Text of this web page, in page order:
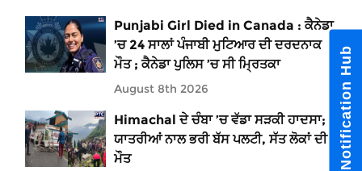
Punjabi Girl Died in Canada : ਕੈਨੇਡਾ
’ਚ 24 ਸਾਲਾਂ ਪੰਜਾਬੀ ਮੁਟਿਆਰ ਦੀ ਦਰਦਨਾਕ
ਮੌਤ ; ਕੈਨੇਡਾ ਪੁਲਿਸ ’ਚ ਸੀ ਮ੍ਰਿਤਕਾ
August 8th 2026
Himachal ਦੇ ਚੰਬਾ ’ਚ ਵੱਡਾ ਸੜਕੀ ਹਾਦਸਾ;
ਯਾਤਰੀਆਂ ਨਾਲ ਭਰੀ ਬੱਸ ਪਲਟੀ, ਸੱਤ ਲੋਕਾਂ ਦੀ
ਮੌਤ
Notification Hub